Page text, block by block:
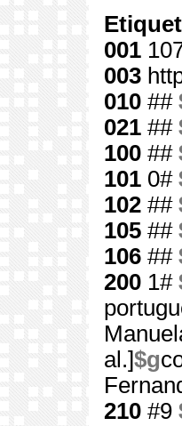
001
003
010 ##
021 ##
100 ##
101 0#
102 ##
105 ##
106 ##
200 1#
al.]$g
210 #9